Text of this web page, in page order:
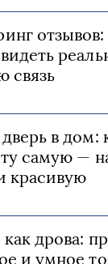
отзывов:
связь
в дом:
ту самую —
красивую
дрова:
и умное